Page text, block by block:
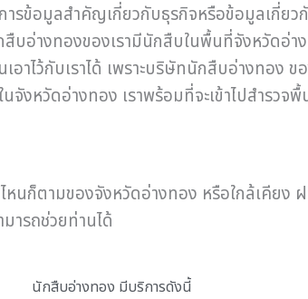
ข้อมูลสำคัญเกี่ยวกับธุรกิจหรือข้อมูลเกี่ยว
บอ่างทองของเรามีนักสืบในพื้นที่จังหวัดอ่า
าไว้กับเราได้ เพราะบริษัทนักสืบอ่างทอง
งหวัดอ่างทอง เราพร้อมที่จะเข้าไปสำรว
ก็ตามของจังหวัดอ่างทอง หรือใกล้เคียง ฝ
ารถช่วยท่านได้
นักสืบอ่างทอง มีบริการดังนี้